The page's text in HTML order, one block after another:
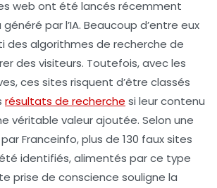
web ont été lancés récemment
par l’IA. Beaucoup d’entre eux
des algorithmes de recherche de
des visiteurs. Toutefois, avec les
ces sites risquent d’être classés
résultats de recherche si leur contenu
véritable valeur ajoutée. Selon une
Franceinfo, plus de 130 faux sites
identifiés, alimentés par ce type
prise de conscience souligne la